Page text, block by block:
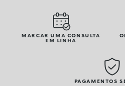
MARCAR UMA CONSULTA
EM LINHA
PAGAMENTOS